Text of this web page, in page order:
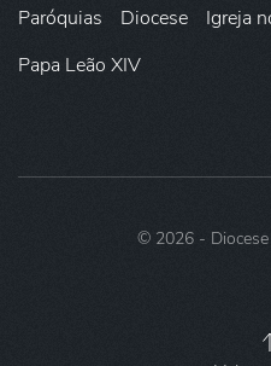
Paróquias Diocese Igreja
Papa Leão XIV
© 2026- Diocese